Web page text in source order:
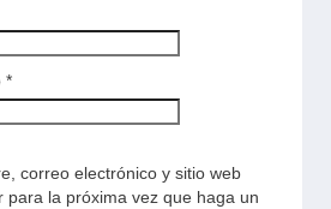
*
correo electrónico y sitio web
para la próxima vez que haga un